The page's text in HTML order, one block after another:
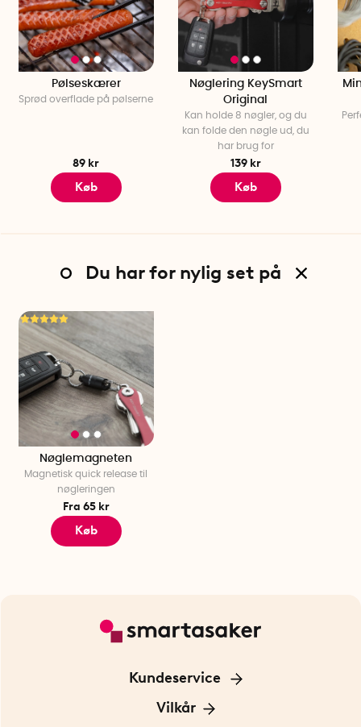
Pølseskærer
Sprød overflade på pølserne
89 kr
Køb
Nøglering KeySmart
Original
Kan holde 8 nøgler, og du
kan folde den nøgle ud, du
har brug for
139 kr
Køb
Du har for nylig set på
Nøglemagneten
Magnetisk quick release til
nøgleringen
Fra 65 kr
Køb
Kundeservice
Kontakt os
Vilkår